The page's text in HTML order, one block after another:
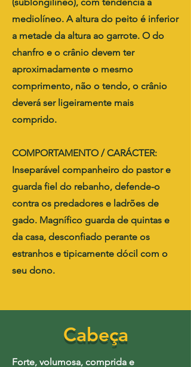
mediolíneo. A altura do peito é inferior
a metade da altura ao garrote. O do
chanfro e o crânio devem ter
aproximadamente o mesmo
comprimento, não o tendo, o crânio
deverá ser ligeiramente mais
comprido.
COMPORTAMENTO / CARÁCTER:
Inseparável companheiro do pastor e
guarda fiel do rebanho, defende-o
contra os predadores e ladrões de
gado. Magnífico guarda de quintas e
da casa, desconfiado perante os
estranhos e tipicamente dócil com o
seu dono.
Cabeça
Forte, volumosa, comprida e